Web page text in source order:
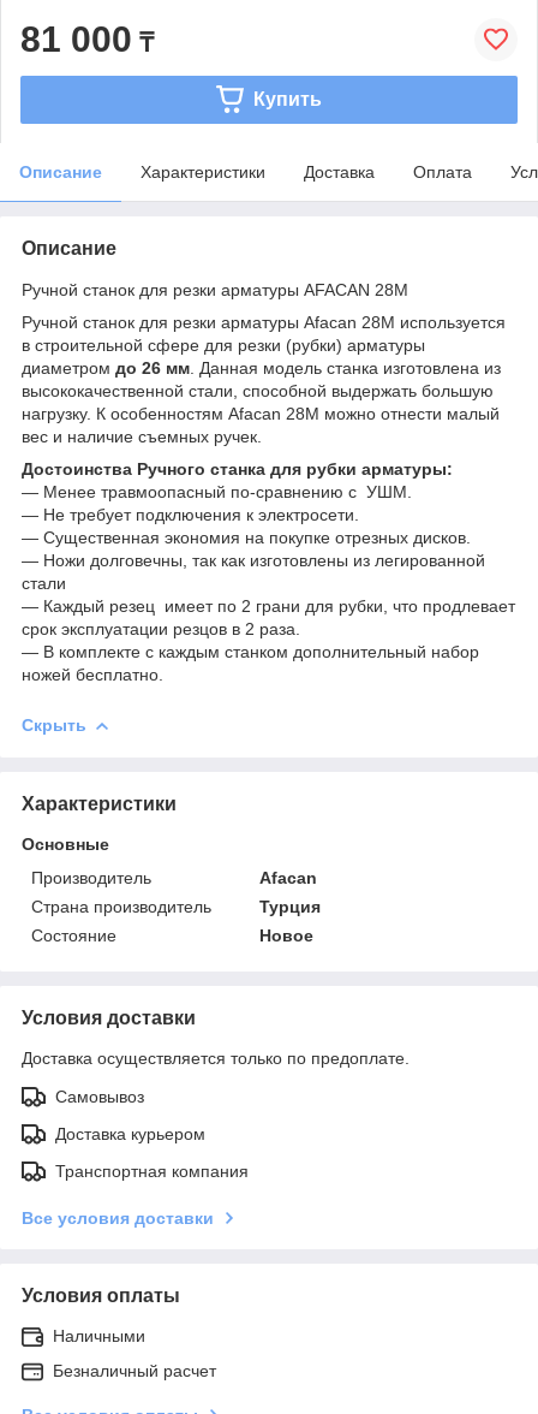
81 000 ₸
Купить
Описание Характеристики Доставка Оплата
Описание
Ручной станок для резки арматуры AFACAN 28М
Ручной станок для резки арматуры Afacan 28M используется
в строительной сфере для резки (рубки) арматуры
диаметром до 26 мм . Данная модель станка изготовлена из
высококачественной стали, способной выдержать большую
нагрузку. К особенностям Afacan 28M можно отнести малый
вес и наличие съемных ручек.
Достоинства Ручного станка для рубки арматуры:
— Менее травмоопасный по-сравнению с УШМ.
— Не требует подключения к электросети.
— Существенная экономия на покупке отрезных дисков.
— Ножи долговечны, так как изготовлены из легированной
стали
— Каждый резец имеет по 2 грани для рубки, что продлевает
срок эксплуатации резцов в 2 раза.
— В комплекте с каждым станком дополнительный набор
ножей бесплатно.
Скрыть
Характеристики
Основные
Производитель
Afacan
Страна производитель
Турция
Состояние
Новое
Условия доставки
Доставка осуществляется только по предоплате.
Самовывоз
Доставка курьером
Транспортная компания
Все условия доставки
Условия оплаты
Наличными
Безналичный расчет